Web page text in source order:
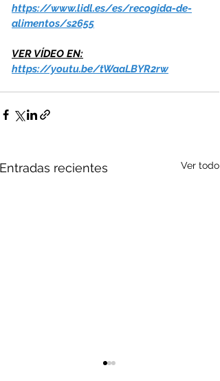
https://www.lidl.es/es/recogida-de-
alimentos/s2655
VER VÍDEO EN:
https://youtu.be/tWaaLBYR2rw
Entradas recientes Ver todo